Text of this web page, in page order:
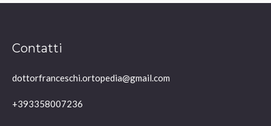
Contatti
dottorfranceschi.ortopedia@gmail.com
+393358007236